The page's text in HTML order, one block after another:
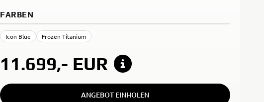
FARBEN
Icon Blue Frozen Titanium
11.699,- EUR
ANGEBOT EINHOLEN